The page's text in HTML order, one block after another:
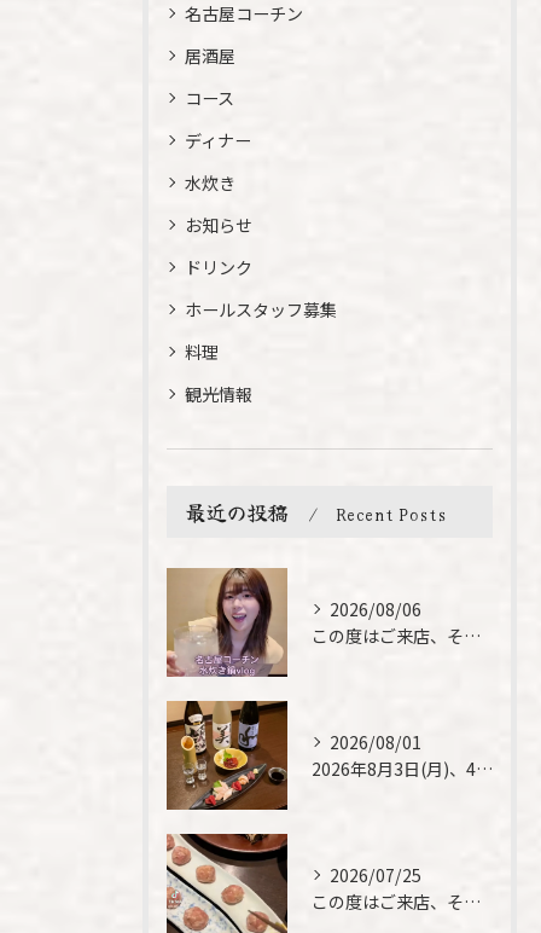
名古屋コーチン
居酒屋
コース
ディナー
水炊き
お知らせ
ドリンク
ホールスタッフ募集
料理
観光情報
最近の投稿 Recent Posts
2026/08/06
この度はご来店、そして素敵なご紹介誠にありがとうございます✨...
2026/08/01
2026年8月3日(月)、4日(火)は、臨時休業させて頂きま...
2026/07/25
この度はご来店、そして素敵なご紹介誠にありがとうございます✨...